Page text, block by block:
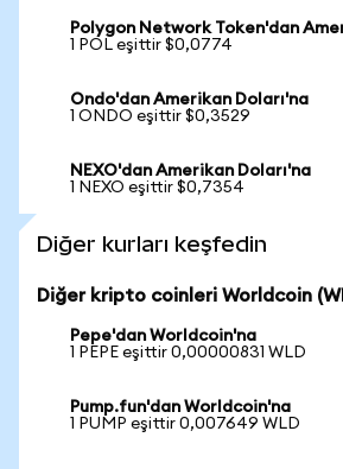
Polygon Network Token'dan
1 POL eşittir $0,0774
Ondo'dan Amerikan Doları'na
1 ONDO eşittir $0,3529
NEXO'dan Amerikan Doları'na
1 NEXO eşittir $0,7354
Diğer kurları keşfedin
Diğer kripto coinleri Worldcoin
Pepe'dan Worldcoin'na
1 PEPE eşittir 0,00000831 WLD
Pump.fun'dan Worldcoin'na
1 PUMP eşittir 0,007649 WLD